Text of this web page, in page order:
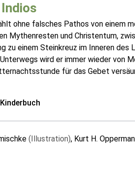
ohne falsches Pathos von einem
Mythenresten und Christentum,
zu einem Steinkreuz im Inneren des
wird er immer wieder von
für das Gebet
(Illustration), Kurt H.